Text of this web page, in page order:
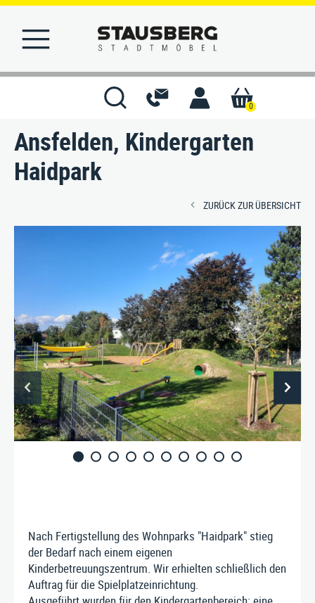
0
STARTSEITE
MERKLISTE
PRODUKTE
SERVICE
Kremszell 3, A-4531 Kematen an der Krems
Tel. +43/7258/5711
E‑Mail:info@stausberg.at
Ansfelden, Kindergarten
Haidpark
ZURÜCK ZUR ÜBERSICHT
Nach Fertigstellung des Wohnparks "Haidpark" stieg
der Bedarf nach einem eigenen
Kinderbetreuungszentrum. Wir erhielten schließlich den
Auftrag für die Spielplatzeinrichtung.